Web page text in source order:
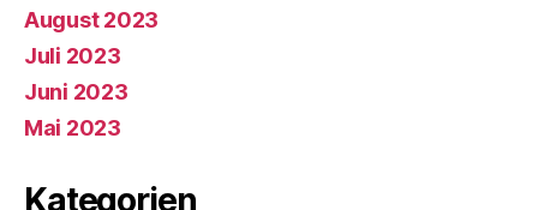
August 2023
Juli 2023
Juni 2023
Mai 2023
Kategorien